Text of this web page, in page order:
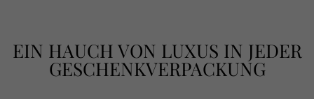
EIN HAUCH VON LUXUS IN JEDER
GESCHENKVERPACKUNG